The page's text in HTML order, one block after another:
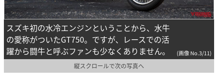
スズキ初の水冷エンジンということから、水牛
の愛称がついたGT750。ですが、レースでの活
躍から闘牛と呼ぶファンも少なくありません。
(画像 No.3/11)
縦スクロールで次の写真へ